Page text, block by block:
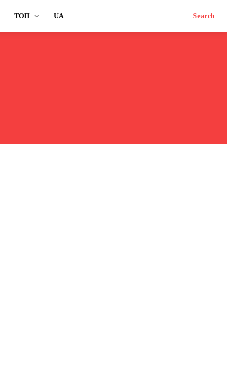
ТОП UA Search